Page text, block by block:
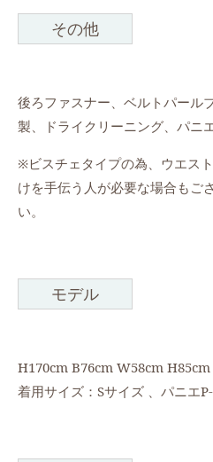
その他
後ろファスナー、ベルトパール
製、ドライクリーニング、パニ
※ビスチェタイプの為、ウエス
けを手伝う人が必要な場合もご
い。
モデル
H170cm B76cm W58cm H85cm
着用サイズ：Sサイズ 、パニエ